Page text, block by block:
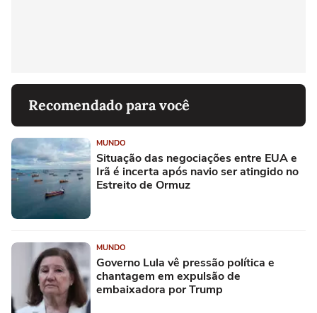
Recomendado para você
MUNDO
Situação das negociações entre EUA e
Irã é incerta após navio ser atingido no
Estreito de Ormuz
MUNDO
Governo Lula vê pressão política e
chantagem em expulsão de
embaixadora por Trump